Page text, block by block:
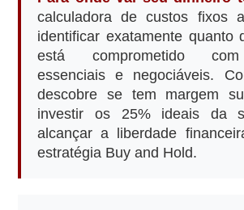
calculadora de custos fixos
identificar exatamente quanto
está comprometido
essenciais e negociáveis.
descobre se tem margem
investir os 25% ideais da
alcançar a liberdade
estratégia Buy and Hold.